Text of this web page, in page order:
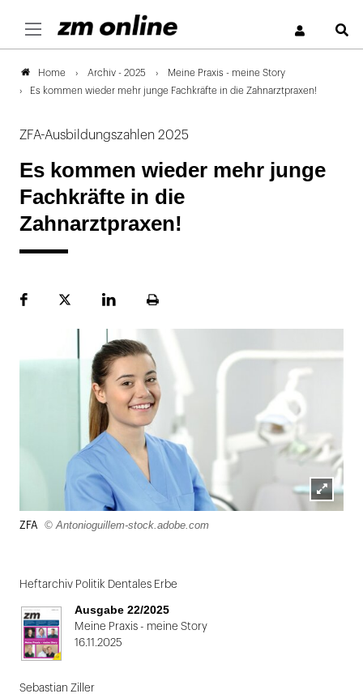
Home Archiv - 2025
Meine Praxis - meine Story
Es kommen wieder mehr junge Fachkräfte in die Zahnarztpraxen!
ZFA-Ausbildungszahlen 2025
Es kommen wieder mehr junge
Fachkräfte in die
Zahnarztpraxen!
FacebookPlattformLinekdInSeite
Lightbox
ZFA © Antonioguillem-stock.adobe.com
Heftarchiv Politik Dentales Erbe
Ausgabe 22/2025
Meine Praxis - meine Story
16.11.2025
Sebastian Ziller